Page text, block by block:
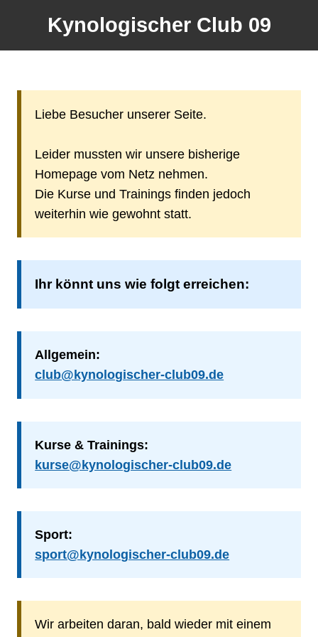
Kynologischer Club 09
Liebe Besucher unserer Seite.
Leider mussten wir unsere bisherige
Homepage vom Netz nehmen.
Die Kurse und Trainings finden jedoch
weiterhin wie gewohnt statt.
Ihr könnt uns wie folgt erreichen:
Allgemein:
club@kynologischer-club09.de
Kurse & Trainings:
kurse@kynologischer-club09.de
Sport:
sport@kynologischer-club09.de
Wir arbeiten daran, bald wieder mit einem